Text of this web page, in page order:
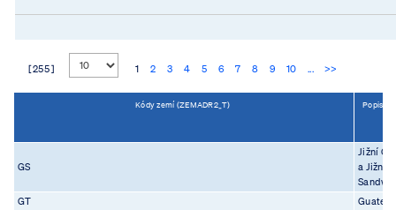
[ 255 ] 1 2 3 4 5 6 7 8 9 10 ... >>
Kódy zemí (ZEMADR2_T) Popis
GS
Jižní
a Jižní
GT